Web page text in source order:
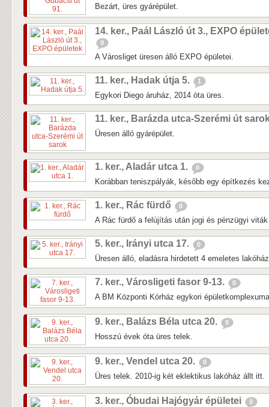
Bezárt, üres gyárépület.
14. ker., Paál László út 3., EXPO
0
A Városliget üresen álló EXPO épületei.
11. ker., Hadak útja 5. 1
Egykori Diego áruház, 2014 óta üres.
11. ker., Barázda utca-Szerémi út
Üresen álló gyárépület.
1. ker., Aladár utca 1. 0
Korábban teniszpályák, később egy építkezés
1. ker., Rác fürdő 0
A Rác fürdő a felújítás után jogi és pénzügyi
5. ker., Irányi utca 17. 0
Üresen álló, eladásra hirdetett 4 emeletes
7. ker., Városligeti fasor 9-13. 0
A BM Központi Kórház egykori
9. ker., Balázs Béla utca 20. 0
Hosszú évek óta üres telek.
9. ker., Vendel utca 20. 0
Üres telek. 2010-ig két eklektikus lakóház állt itt.
3. ker., Óbudai Hajógyár épületei 0